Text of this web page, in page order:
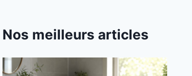
Nos meilleurs articles